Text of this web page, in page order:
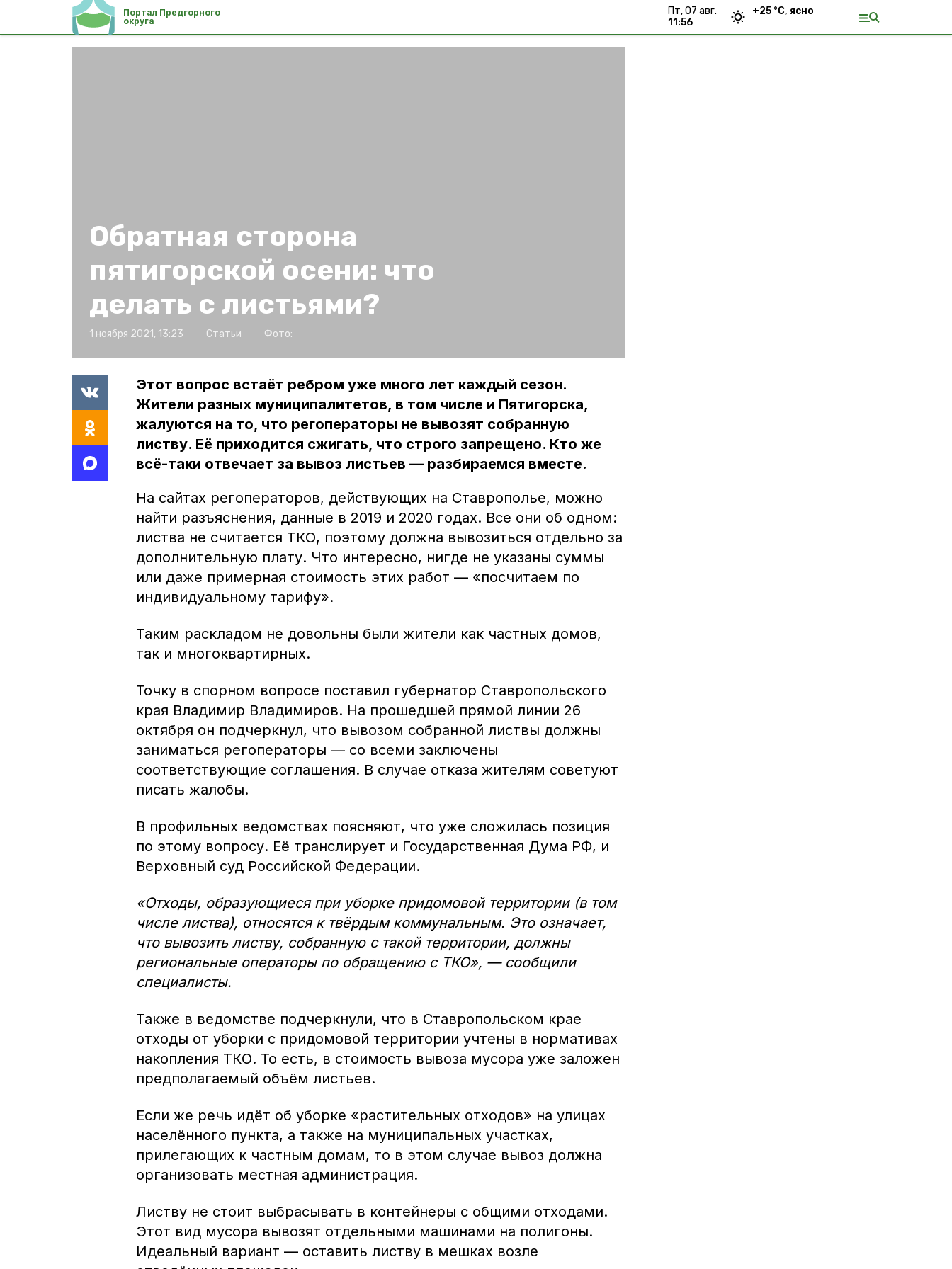
Портал Предгорного
округа
пт, 07 авг.
11:56
+25 °С, ясно
Обратная сторона
пятигорской осени: что
делать с листьями?
1 ноября 2021, 13:23 Статьи Фото:
Этот вопрос встаёт ребром уже много лет каждый сезон.
Жители разных муниципалитетов, в том числе и Пятигорска,
жалуются на то, что регоператоры не вывозят собранную
листву. Её приходится сжигать, что строго запрещено. Кто же
всё-таки отвечает за вывоз листьев — разбираемся вместе.
На сайтах регоператоров, действующих на Ставрополье, можно
найти разъяснения, данные в 2019 и 2020 годах. Все они об одном:
листва не считается ТКО, поэтому должна вывозиться отдельно за
дополнительную плату. Что интересно, нигде не указаны суммы
или даже примерная стоимость этих работ — «посчитаем по
индивидуальному тарифу».
Таким раскладом не довольны были жители как частных домов,
так и многоквартирных.
Точку в спорном вопросе поставил губернатор Ставропольского
края Владимир Владимиров. На прошедшей прямой линии 26
октября он подчеркнул, что вывозом собранной листвы должны
заниматься регоператоры — со всеми заключены
соответствующие соглашения. В случае отказа жителям советуют
писать жалобы.
В профильных ведомствах поясняют, что уже сложилась позиция
по этому вопросу. Её транслирует и Государственная Дума РФ, и
Верховный суд Российской Федерации.
«Отходы, образующиеся при уборке придомовой территории (в том
числе листва), относятся к твёрдым коммунальным. Это означает,
что вывозить листву, собранную с такой территории, должны
региональные операторы по обращению с ТКО», — сообщили
специалисты.
Также в ведомстве подчеркнули, что в Ставропольском крае
отходы от уборки с придомовой территории учтены в нормативах
накопления ТКО. То есть, в стоимость вывоза мусора уже заложен
предполагаемый объём листьев.
Если же речь идёт об уборке «растительных отходов» на улицах
населённого пункта, а также на муниципальных участках,
прилегающих к частным домам, то в этом случае вывоз должна
организовать местная администрация.
Листву не стоит выбрасывать в контейнеры с общими отходами.
Этот вид мусора вывозят отдельными машинами на полигоны.
Идеальный вариант — оставить листву в мешках возле